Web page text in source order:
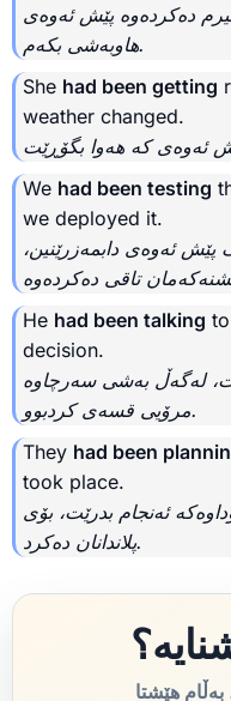
دەکردەوە پێش ئەوەی
هاوبەشی بکەم.
She had been getting
weather changed.
We had been testing
we deployed it.
پێش ئەوەی دابمەزرێنین،
He had been talking
decision.
لەگەڵ بەشی سەرچاوە
مرۆیی قسەی کردبوو.
They had been
took place.
ئەنجام بدرێت، بۆی
پلاندانان دەکرد.
هێشتا